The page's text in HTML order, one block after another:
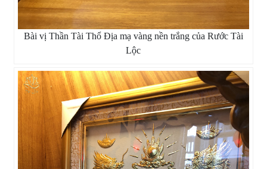
Bài vị Thần Tài Thổ Địa mạ vàng nền trắng của Rước Tài
Lộc